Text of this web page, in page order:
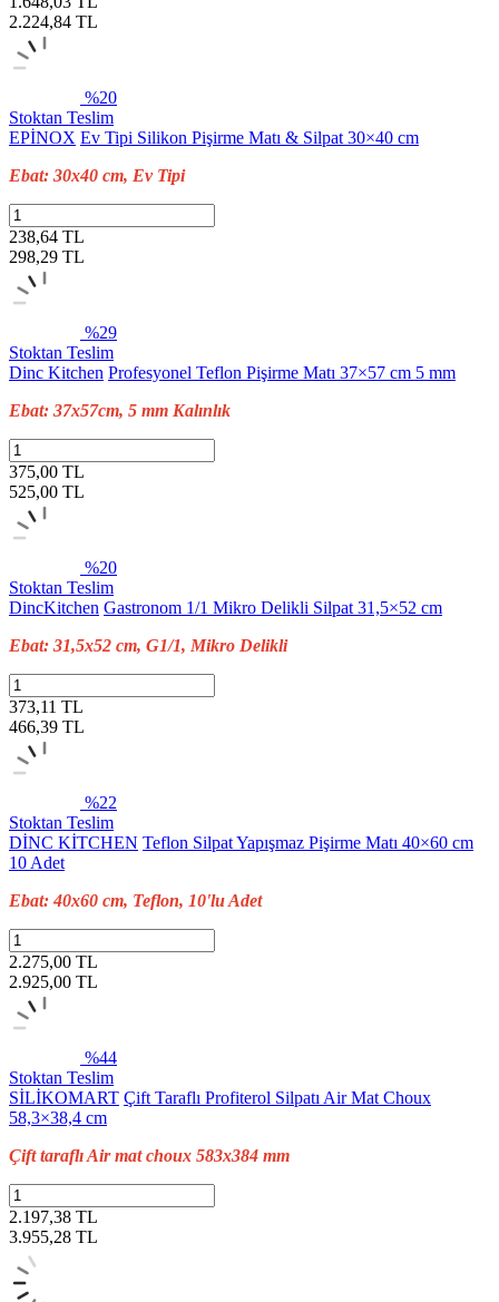
2.224,84 TL
%20
Stoktan Teslim
EPİNOX Ev Tipi Silikon Pişirme Matı & Silpat 30×40 cm
Ebat: 30x40 cm, Ev Tipi
238,64 TL
298,29 TL
%29
Stoktan Teslim
Dinc Kitchen Profesyonel Teflon Pişirme Matı 37×57 cm 5 mm
Ebat: 37x57cm, 5 mm Kalınlık
375,00 TL
525,00 TL
%20
Stoktan Teslim
DincKitchen Gastronom 1/1 Mikro Delikli Silpat 31,5×52 cm
Ebat: 31,5x52 cm, G1/1, Mikro Delikli
373,11 TL
466,39 TL
%22
Stoktan Teslim
DİNC KİTCHEN Teflon Silpat Yapışmaz Pişirme Matı 40×60 cm
10 Adet
Ebat: 40x60 cm, Teflon, 10'lu Adet
2.275,00 TL
2.925,00 TL
%44
Stoktan Teslim
SİLİKOMART Çift Taraflı Profiterol Silpatı Air Mat Choux
58,3×38,4 cm
Çift taraflı Air mat choux 583x384 mm
2.197,38 TL
3.955,28 TL